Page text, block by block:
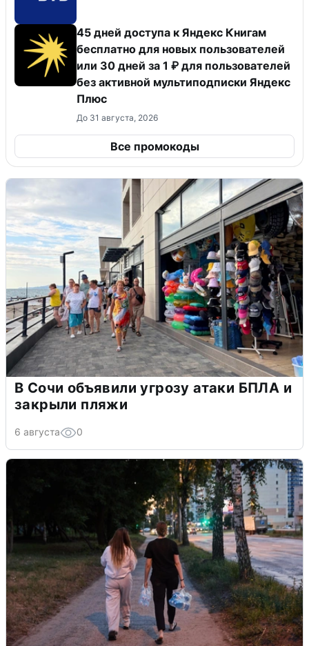
45 дней доступа к Яндекс Книгам
бесплатно для новых пользователей
или 30 дней за 1 ₽ для пользователей
без активной мультиподписки Яндекс
Плюс
До 31 августа, 2026
Все промокоды
В Сочи объявили угрозу атаки БПЛА и
закрыли пляжи
6 августа 0